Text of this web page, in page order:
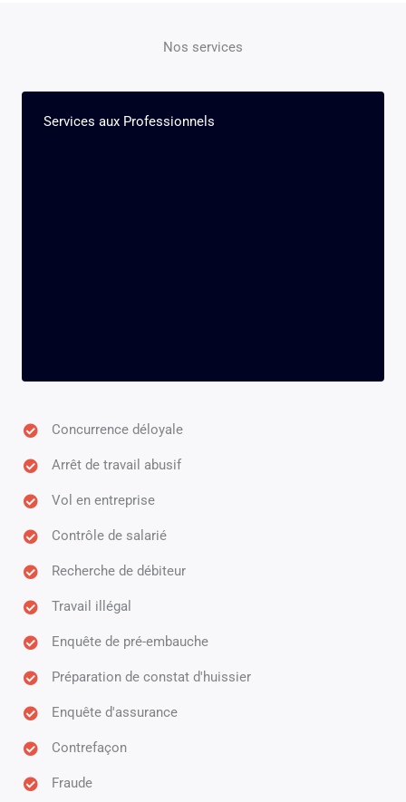
Nos services
Services aux Professionnels
Concurrence déloyale
Arrêt de travail abusif
Vol en entreprise
Contrôle de salarié
Recherche de débiteur
Travail illégal
Enquête de pré-embauche
Préparation de constat d'huissier
Enquête d'assurance
Contrefaçon
Fraude